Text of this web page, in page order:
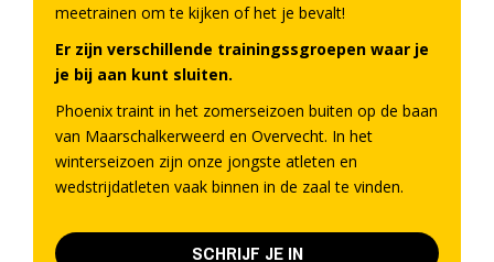
meetrainen om te kijken of het je bevalt!
Er zijn verschillende trainingssgroepen waar je
je bij aan kunt sluiten.
Phoenix traint in het zomerseizoen buiten op de baan
van Maarschalkerweerd en Overvecht. In het
winterseizoen zijn onze jongste atleten en
wedstrijdatleten vaak binnen in de zaal te vinden.
SCHRIJF JE IN